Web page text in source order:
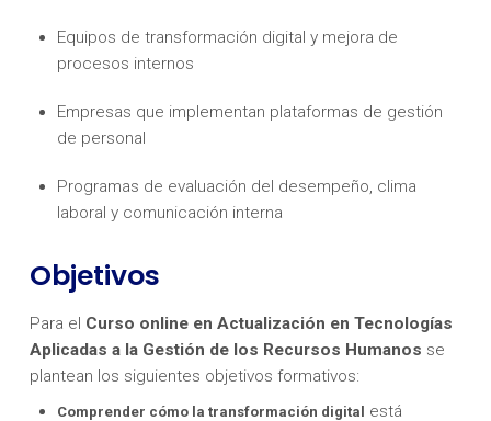
Equipos de transformación digital y mejora de
procesos internos
Empresas que implementan plataformas de gestión
de personal
Programas de evaluación del desempeño, clima
laboral y comunicación interna
Objetivos
Para el Curso online en Actualización en Tecnologías
Aplicadas a la Gestión de los Recursos Humanos se
plantean los siguientes objetivos formativos:
Comprender cómo la transformación digital está